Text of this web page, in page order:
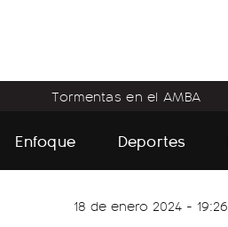
Tormentas en el AMBA
Enfoque Deportes
18 de enero 2024 - 19:26